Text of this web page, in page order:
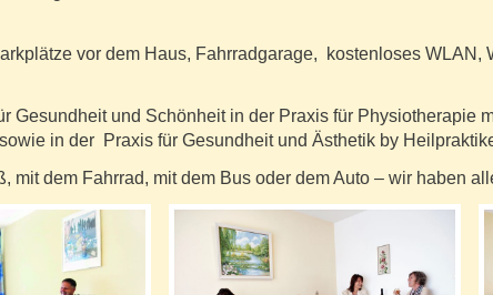
vor dem Haus, Fahrradgarage, kostenloses WLAN,
Gesundheit und Schönheit in der Praxis für Physiotherapie
in der Praxis für Gesundheit und Ästhetik by
dem Fahrrad, mit dem Bus oder dem Auto – wir haben